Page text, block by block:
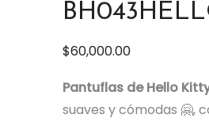
$60,000.00
Pantuflas de Hello
suaves y cómodas 🤗,